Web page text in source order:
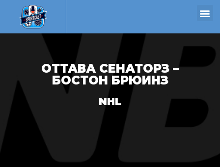
ОТТАВА СЕНАТОРЗ –
БОСТОН БРЮИНЗ
NHL